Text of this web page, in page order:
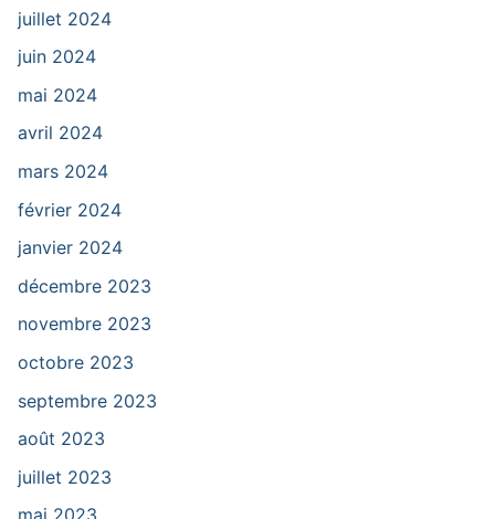
juillet 2024
juin 2024
mai 2024
avril 2024
mars 2024
février 2024
janvier 2024
décembre 2023
novembre 2023
octobre 2023
septembre 2023
août 2023
juillet 2023